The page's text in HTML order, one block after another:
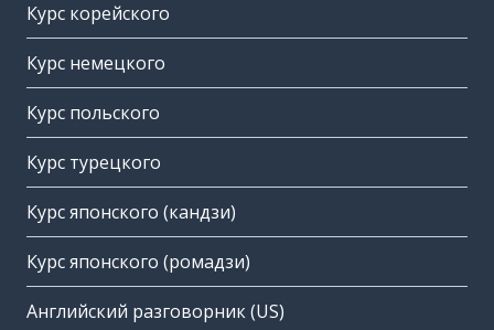
Курс корейского
Курс немецкого
Курс польского
Курс турецкого
Курс японского (кандзи)
Курс японского (ромадзи)
Английский разговорник (US)